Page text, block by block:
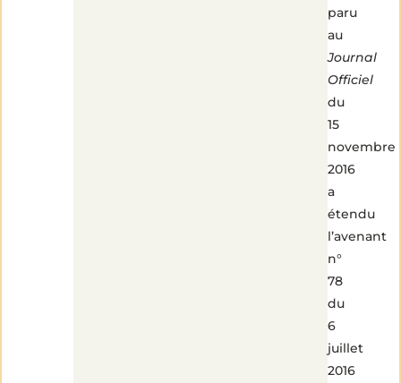
paru
au
Journal
Officiel
du
15
novembre
2016
a
étendu
l’avenant
n°
78
du
6
juillet
2016